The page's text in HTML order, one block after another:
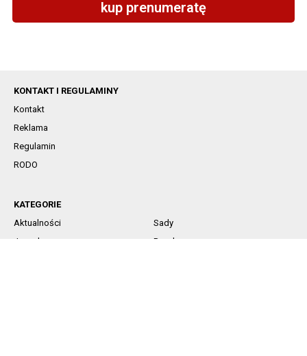
kup prenumeratę
KONTAKT I REGULAMINY
Kontakt
Reklama
Regulamin
RODO
KATEGORIE
Aktualności
Sady
Jagodowe
Rynek